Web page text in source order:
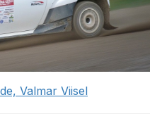
Valmar Viisel